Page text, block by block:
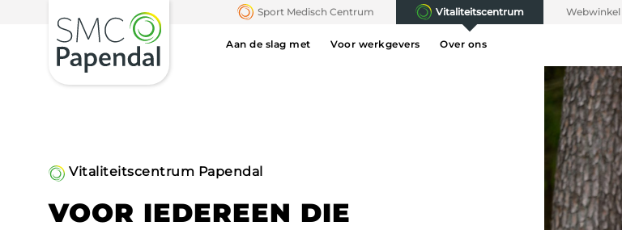
Sport Medisch Centrum Vitaliteitscentrum Webwinkel
Aan de slag met Voor werkgevers Over ons
Vitaliteitscentrum Papendal
VOOR IEDEREEN DIE